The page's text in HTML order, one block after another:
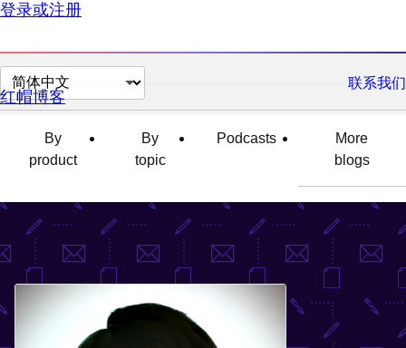
登录或注册
切
换
言
联系我们
红帽博客
By
product
By
topic
Podcasts
More
blogs